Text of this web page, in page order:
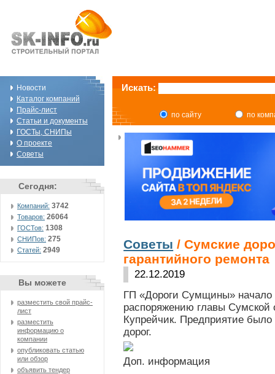
Новости
Каталог компаний
Прайс-лист
Статьи и документы
ГОСТы, СНИПы
О проекте
Советы
Сегодня:
Компаний: 3742
Товаров: 26064
ГОСТов: 1308
СНИПов: 275
Статей: 2949
Вы можете
разместить свой прайс-
лист
разместить
информацию о
компании
опубликовать статью
или обзор
объявить тендер
Искать:
по сайту по
Советы / Сумские
гарантийного ремонта
22.12.2019
ГП «Дороги Сумщины» начало
распоряжению главы
Купрейчик. Предприятие было
дорог.
Доп. информация